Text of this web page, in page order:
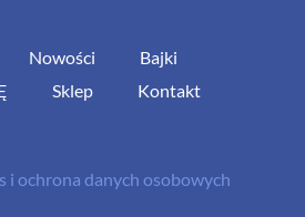
Nowości
Bajki
Sklep Kontakt
i ochrona danych osobowych